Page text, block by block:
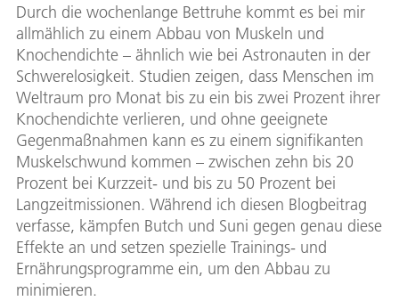
Durch die wochenlange Bettruhe kommt es bei mir
allmählich zu einem Abbau von Muskeln und
Knochendichte – ähnlich wie bei Astronauten in der
Schwerelosigkeit. Studien zeigen, dass Menschen im
Weltraum pro Monat bis zu ein bis zwei Prozent ihrer
Knochendichte verlieren, und ohne geeignete
Gegenmaßnahmen kann es zu einem signifikanten
Muskelschwund kommen – zwischen zehn bis 20
Prozent bei Kurzzeit- und bis zu 50 Prozent bei
Langzeitmissionen. Während ich diesen Blogbeitrag
verfasse, kämpfen Butch und Suni gegen genau diese
Effekte an und setzen spezielle Trainings- und
Ernährungsprogramme ein, um den Abbau zu
minimieren.